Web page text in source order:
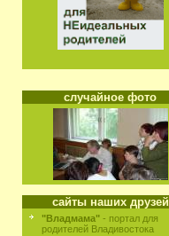
случайное фото
сайты наших друзей
"Владмама" - портал для
родителей Владивостока